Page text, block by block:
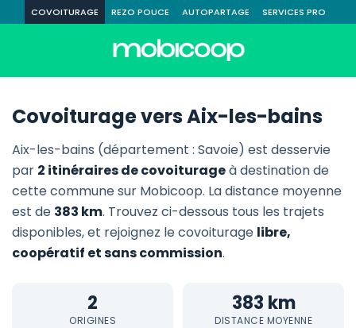
COVOITURAGE REZO POUCE AUTOPARTAGE SERVICES PRO
Covoiturage vers Aix-les-bains
Aix-les-bains (département : Savoie) est desservie
par 2 itinéraires de covoiturageà destination de
cette commune sur Mobicoop. La distance moyenne
est de 383 km. Trouvez ci-dessous tous les trajets
disponibles, et rejoignez le covoiturage libre,
coopératif et sans commission.
2
ORIGINES
383 km
DISTANCE MOYENNE